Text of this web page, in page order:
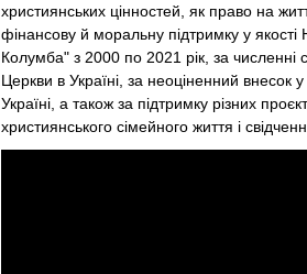
християнських цінностей, як право на
фінансову й моральну підтримку у
Колумба" з 2000 по 2021 рік, за численні
Церкви в Україні, за неоціненний внесок
Україні, а також за підтримку різних
християнського сімейного життя і